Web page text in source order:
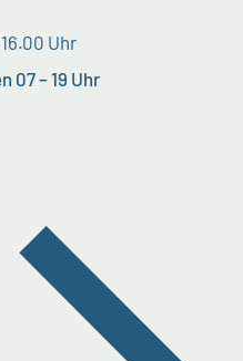
Uhr
07 – 19 Uhr